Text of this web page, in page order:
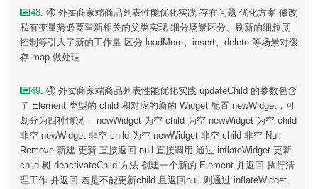
48. ④ 外卖商家端商品列表性能优化实践 存在问题 优化方案 修改
私有变量势必要重新相关的父类实现 细分场景区分、刷新的细粒度
控制等引入了新的工作量 区分 loadMore、insert、delete 等场景对缓
存 map 做处理
49. ④ 外卖商家端商品列表性能优化实践 updateChild 的参数包含
了 Element 类型的 child 和对应的新的 Widget 配置 newWidget，可
划分为四种情况： newWidget 为空 child 为空 newWidget 为空 child
非空 newWidget 非空 child 为空 newWidget 非空 child 非空 Null
Remove 新建 更新 直接返回 null 直接调用 通过 inflateWidget 更新
child 树 deactivateChild 方法 创建一个新的 Element 并返回 执行清
理工作 并返回 若是不能更新child 且返回null 则通过 inflateWidget